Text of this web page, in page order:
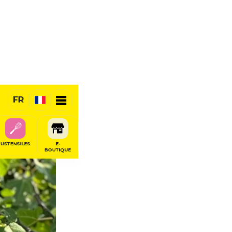
FR
USTENSILES
E-
BOUTIQUE